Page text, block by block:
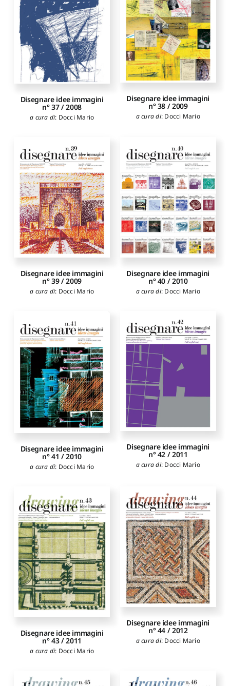
Disegnare idee immagini
n° 37 / 2008
a cura di: Docci Mario
Disegnare idee immagini
n° 38 / 2009
a cura di: Docci Mario
Disegnare idee immagini
n° 39 / 2009
a cura di: Docci Mario
Disegnare idee immagini
n° 40 / 2010
a cura di: Docci Mario
Disegnare idee immagini
n° 41 / 2010
a cura di: Docci Mario
Disegnare idee immagini
n° 42 / 2011
a cura di: Docci Mario
Disegnare idee immagini
n° 43 / 2011
a cura di: Docci Mario
Disegnare idee immagini
n° 44 / 2012
a cura di: Docci Mario